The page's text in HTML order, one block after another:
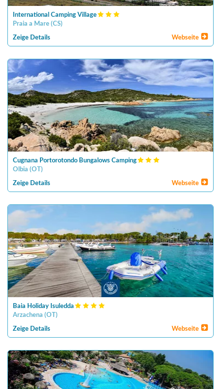
International Camping Village
Praia a Mare (CS)
Zeige Details Webseite
Cugnana Portorotondo Bungalows Camping
Olbia (OT)
Zeige Details Webseite
Baia Holiday Isuledda
Arzachena (OT)
Zeige Details Webseite